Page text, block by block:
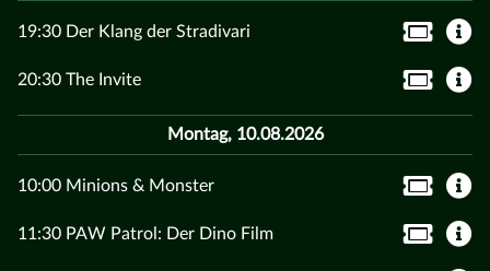
19:30 Der Klang der Stradivari
20:30 The Invite
Montag, 10.08.2026
10:00 Minions & Monster
11:30 PAW Patrol: Der Dino Film